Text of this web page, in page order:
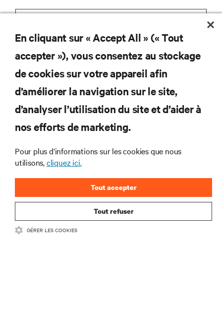
S'INSCRIRE
RESSOURCES
ENTREPRISE
COMMUNIQUEZ AVEC NOUS
En cliquant sur « Accept All » (« Tout
accepter »), vous consentez au stockage
de cookies sur votre appareil afin
d’améliorer la navigation sur le site,
d’analyser l’utilisation du site et d’aider à
nos efforts de marketing.
Pour plus d’informations sur les cookies que nous
utilisons,cliquez ici.
Tout refuser
Tout accepter
GÉRER LES COOKIES